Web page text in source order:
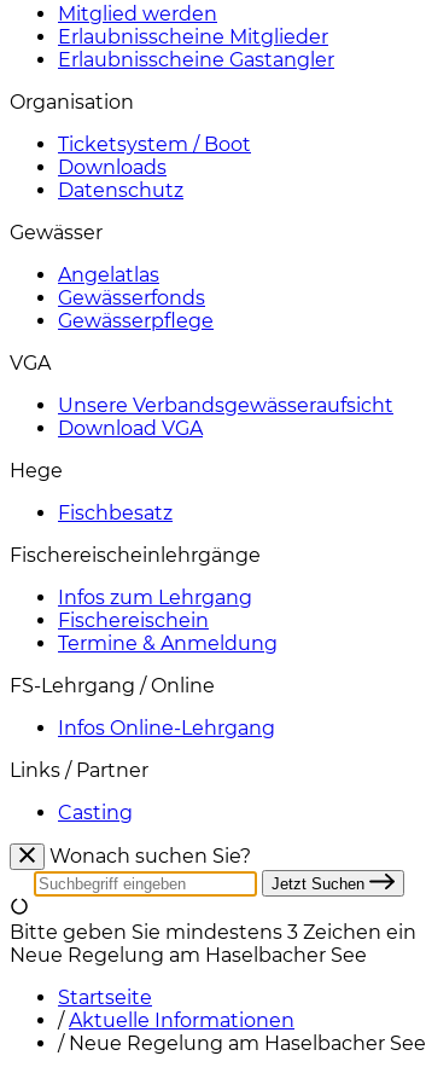
Mitglied werden
Erlaubnisscheine Mitglieder
Erlaubnisscheine Gastangler
Organisation
Ticketsystem / Boot
Downloads
Datenschutz
Gewässer
Angelatlas
Gewässerfonds
Gewässerpflege
VGA
Unsere Verbandsgewässeraufsicht
Download VGA
Hege
Fischbesatz
Fischereischeinlehrgänge
Infos zum Lehrgang
Fischereischein
Termine & Anmeldung
FS-Lehrgang / Online
Infos Online-Lehrgang
Links / Partner
Casting
Wonach suchen Sie?
Jetzt Suchen
Bitte geben Sie mindestens 3 Zeichen ein
Neue Regelung am Haselbacher See
Startseite
/ Aktuelle Informationen
/ Neue Regelung am Haselbacher See